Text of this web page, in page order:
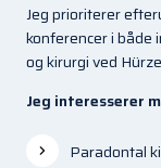
Jeg prioriterer
konferencer i både
og kirurgi ved
Jeg interesserer
Paradontal